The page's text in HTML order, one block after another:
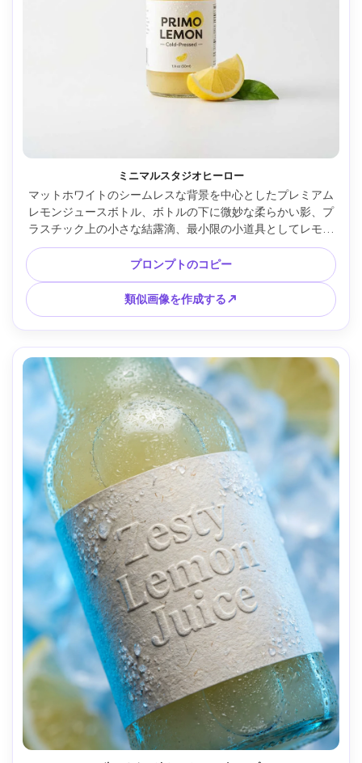
ミニマルスタジオヒーロー
マットホワイトのシームレスな背景を中心としたプレミアム
レモンジュースボトル、ボトルの下に微妙な柔らかい影、プ
ラスチック上の小さな結露滴、最小限の小道具としてレモン
のくさびと一枚の葉、見出しテキストのための上部のきれい
なネガスペース、Canon EOS R5で撮影、85mmレンズ、
f/4、スタジオソフトボックス照明、超シャープなラベル、フ
ォトリアルな製品広告、ハイエンドのカラーグレーディング
--ar 4:5
プロンプトのコピー
類似画像を作成する↗